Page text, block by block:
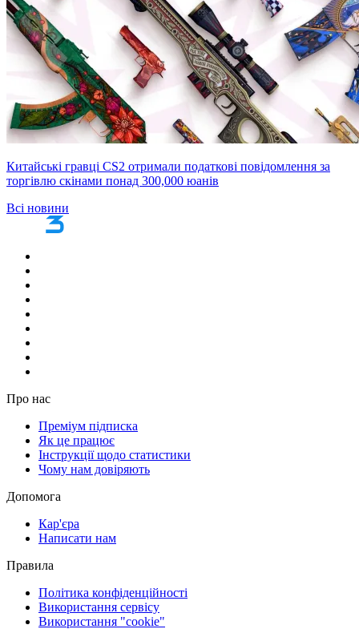
Китайські гравці CS2 отримали податкові повідомлення за
торгівлю скінами понад 300,000 юанів
Всі новини
Про нас
Преміум підписка
Як це працює
Інструкції щодо статистики
Чому нам довіряють
Допомога
Кар'єра
Написати нам
Правила
Політика конфіденційності
Використання сервісу
Використання "cookie"